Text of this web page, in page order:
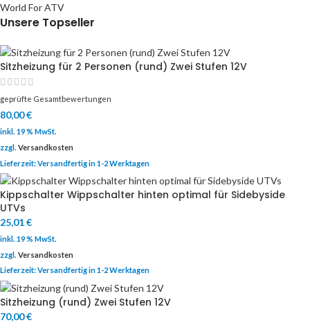
World For ATV
Unsere Topseller
Sitzheizung für 2 Personen (rund) Zwei Stufen 12V
geprüfte Gesamtbewertungen
80,00€
inkl. 19 % MwSt.
zzgl. Versandkosten
Lieferzeit:Versandfertig in 1-2 Werktagen
Kippschalter Wippschalter hinten optimal für Sidebyside
UTVs
25,01€
inkl. 19 % MwSt.
zzgl. Versandkosten
Lieferzeit:Versandfertig in 1-2 Werktagen
Sitzheizung (rund) Zwei Stufen 12V
70,00€